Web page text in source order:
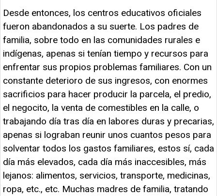
Desde entonces, los centros educativos oficiales
fueron abandonados a su suerte. Los padres de
familia, sobre todo en las comunidades rurales e
indígenas, apenas si tenían tiempo y recursos para
enfrentar sus propios problemas familiares. Con un
constante deterioro de sus ingresos, con enormes
sacrificios para hacer producir la parcela, el predio,
el negocito, la venta de comestibles en la calle, o
trabajando día tras día en labores duras y precarias,
apenas si lograban reunir unos cuantos pesos para
solventar todos los gastos familiares, estos sí, cada
día más elevados, cada día más inaccesibles, más
lejanos: alimentos, servicios, transporte, medicinas,
ropa, etc., etc. Muchas madres de familia, tratando